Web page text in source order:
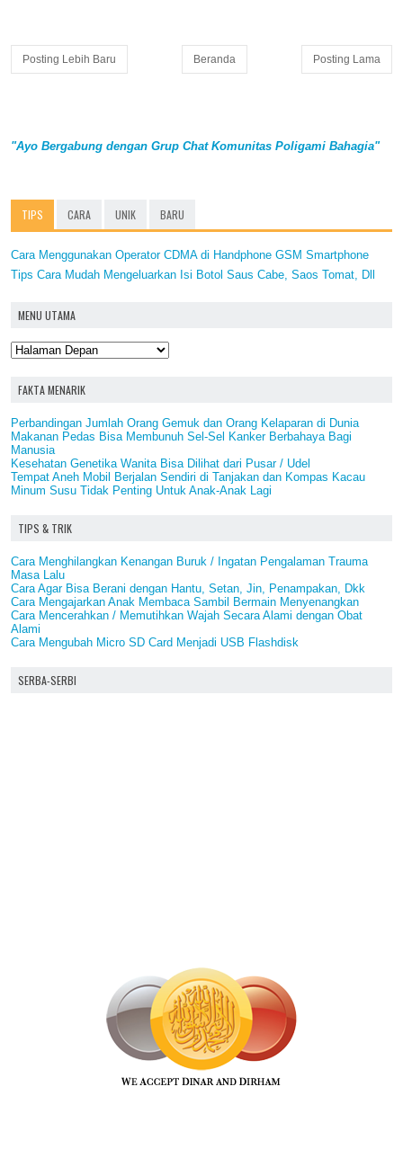
Posting Lebih Baru Posting Lama
Beranda
"Ayo Bergabung dengan Grup Chat Komunitas Poligami Bahagia"
TIPS CARA UNIK BARU
Cara Menggunakan Operator CDMA di Handphone GSM Smartphone
Tips Cara Mudah Mengeluarkan Isi Botol Saus Cabe, Saos Tomat, Dll
MENU UTAMA
FAKTA MENARIK
Perbandingan Jumlah Orang Gemuk dan Orang Kelaparan di Dunia
Makanan Pedas Bisa Membunuh Sel-Sel Kanker Berbahaya Bagi
Manusia
Kesehatan Genetika Wanita Bisa Dilihat dari Pusar / Udel
Tempat Aneh Mobil Berjalan Sendiri di Tanjakan dan Kompas Kacau
Minum Susu Tidak Penting Untuk Anak-Anak Lagi
TIPS & TRIK
Cara Menghilangkan Kenangan Buruk / Ingatan Pengalaman Trauma
Masa Lalu
Cara Agar Bisa Berani dengan Hantu, Setan, Jin, Penampakan, Dkk
Cara Mengajarkan Anak Membaca Sambil Bermain Menyenangkan
Cara Mencerahkan / Memutihkan Wajah Secara Alami dengan Obat
Alami
Cara Mengubah Micro SD Card Menjadi USB Flashdisk
SERBA-SERBI